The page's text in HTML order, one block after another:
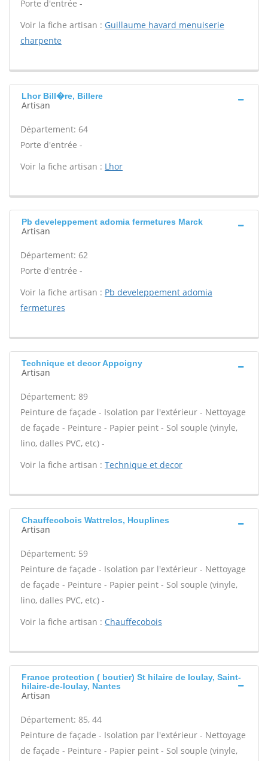
Porte d'entrée -
Voir la fiche artisan : Guillaume havard menuiserie
charpente
Lhor Bill�re, Billere
Artisan
Département: 64
Porte d'entrée -
Voir la fiche artisan : Lhor
Pb develeppement adomia fermetures Marck
Artisan
Département: 62
Porte d'entrée -
Voir la fiche artisan : Pb develeppement adomia
fermetures
Technique et decor Appoigny
Artisan
Département: 89
Peinture de façade - Isolation par l'extérieur - Nettoyage
de façade - Peinture - Papier peint - Sol souple (vinyle,
lino, dalles PVC, etc) -
Voir la fiche artisan : Technique et decor
Chauffecobois Wattrelos, Houplines
Artisan
Département: 59
Peinture de façade - Isolation par l'extérieur - Nettoyage
de façade - Peinture - Papier peint - Sol souple (vinyle,
lino, dalles PVC, etc) -
Voir la fiche artisan : Chauffecobois
France protection ( boutier) St hilaire de loulay, Saint-
hilaire-de-loulay, Nantes
Artisan
Département: 85, 44
Peinture de façade - Isolation par l'extérieur - Nettoyage
de façade - Peinture - Papier peint - Sol souple (vinyle,